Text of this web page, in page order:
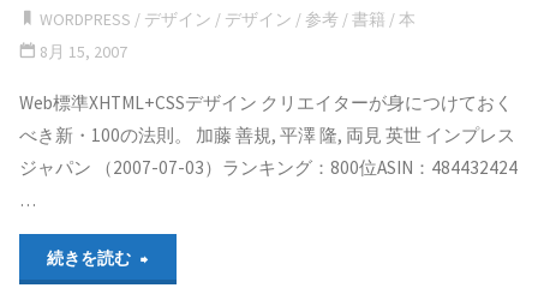
に
立
つ
ェ
WORDPRESS / デザイン / デザイン / 参考/書籍 /本
8月 15, 2007
Web標準XHTML+CSSデザイン クリエイターが身につけておく
べき新・100の法則。 加藤 善規, 平澤 隆, 両見 英世 インプレス
ジャパン （2007-07-03）ランキング：800位ASIN：484432424
…
続きを読む